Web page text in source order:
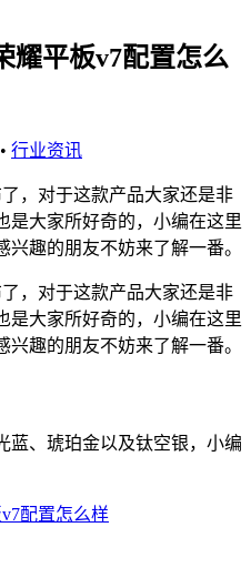
耀平板v7配置怎么
• 行业资讯
，对于这款产品大家还是非
是大家所好奇的，小编在这里
趣的朋友不妨来了解一番。
，对于这款产品大家还是非
是大家所好奇的，小编在这里
趣的朋友不妨来了解一番。
蓝、琥珀金以及钛空银，小编